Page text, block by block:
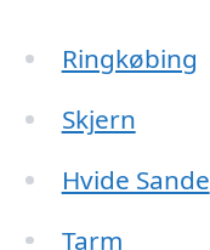
Ringkøbing
Skjern
Hvide Sande
Tarm